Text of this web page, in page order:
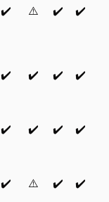
✔️ ⚠️ ✔️ ✔️
✔️ ✔️ ✔️ ✔️
✔️ ✔️ ✔️ ✔️
✔️ ⚠️ ✔️ ✔️